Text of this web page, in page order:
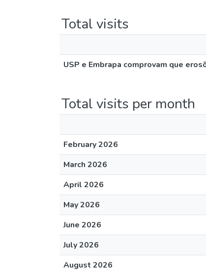
Total visits
USP e Embrapa comprovam que
Total visits per month
February 2026
March 2026
April 2026
May 2026
June 2026
July 2026
August 2026